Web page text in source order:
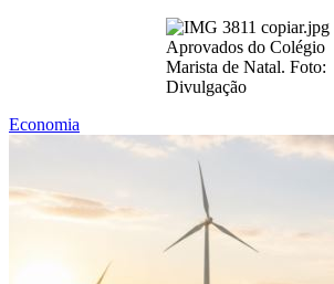
Aprovados do Colégio
Marista de Natal. Foto:
Divulgação
Economia